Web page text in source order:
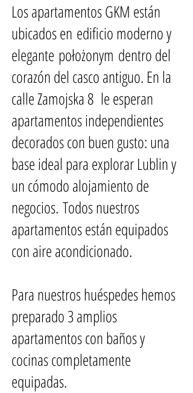
Los apartamentos GKM están
ubicados en edificio moderno y
elegante położonym dentro del
corazón del casco antiguo. En la
calle Zamojska 8 le esperan
apartamentos independientes
decorados con buen gusto: una
base ideal para explorar Lublin y
un cómodo alojamiento de
negocios. Todos nuestros
apartamentos están equipados
con aire acondicionado.
Para nuestros huéspedes hemos
preparado 3 amplios
apartamentos con baños y
cocinas completamente
equipadas.